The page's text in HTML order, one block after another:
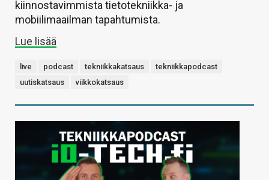
kiinnostavimmista tietotekniikka- ja
mobiilimaailman tapahtumista.
Lue lisää
live podcast tekniikkakatsaus
tekniikkapodcast
uutiskatsaus
viikkokatsaus